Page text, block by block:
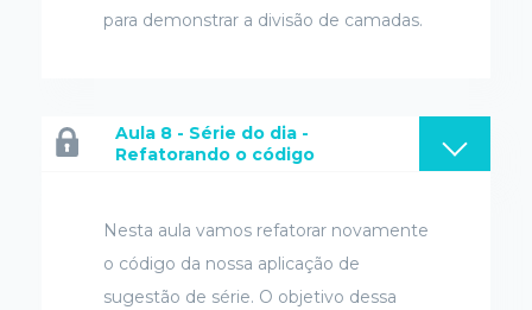
para demonstrar a divisão de camadas.
Aula 8 - Série do dia -
Refatorando o código
Nesta aula vamos refatorar novamente
o código da nossa aplicação de
sugestão de série. O objetivo dessa